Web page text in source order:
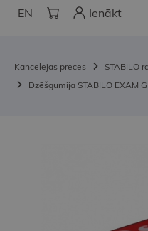
EN Ienākt
Kancelejas preces STABILO
Dzēšgumija STABILO EXAM